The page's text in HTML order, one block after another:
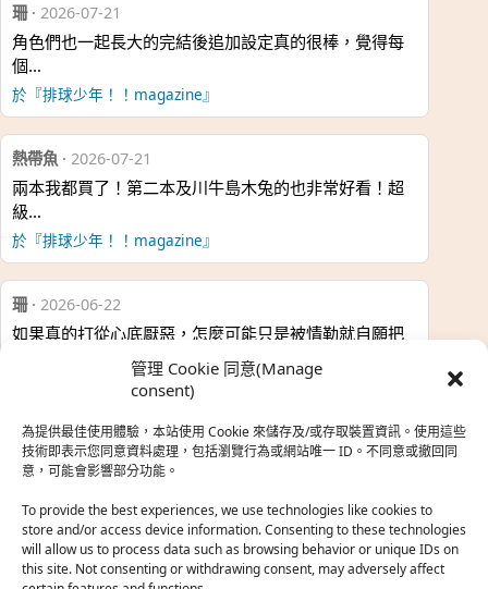
管理 Cookie 同意(Manage
consent)
為提供最佳使用體驗，本站使用 Cookie 來儲存及/或存取裝置資訊。使用這些
技術即表示您同意資料處理，包括瀏覽行為或網站唯一 ID。不同意或撤回同
意，可能會影響部分功能。
To provide the best experiences, we use technologies like cookies to
store and/or access device information. Consenting to these technologies
will allow us to process data such as browsing behavior or unique IDs on
this site. Not consenting or withdrawing consent, may adversely affect
珊· 2026-07-21
角色們也一起長大的完結後追加設定真的很棒，覺得每
個…
於『排球少年！！magazine』
熱帶魚 · 2026-07-21
兩本我都買了！第二本及川牛島木兔的也非常好看！超
級…
於『排球少年！！magazine』
珊· 2026-06-22
如果真的打從心底厭惡，怎麼可能只是被情勒就自願把
熱帶魚·2026-06-22
之前看到網路上有人說灰二自私情勒大家陪他圓夢，但
真…
於『強風吹拂』